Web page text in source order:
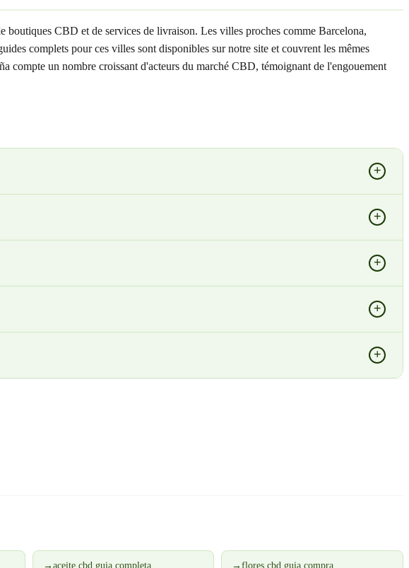
CBD et de services de livraison. Les villes proches comme Barcelona,
complets pour ces villes sont disponibles sur notre site et couvrent les mêmes
compte un nombre croissant d'acteurs du marché CBD, témoignant de l'engouement
+
+
+
+
+
→ aceite cbd guia completa →flores cbd guia compra